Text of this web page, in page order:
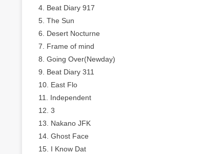
4. Beat Diary 917
5. The Sun
6. Desert Nocturne
7. Frame of mind
8. Going Over(Newday)
9. Beat Diary 311
10. East Flo
11. Independent
12. 3
13. Nakano JFK
14. Ghost Face
15. I Know Dat